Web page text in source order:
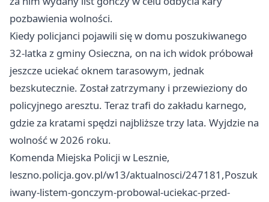
pozbawienia wolności.
Kiedy policjanci pojawili się w domu poszukiwanego
32-latka z gminy Osieczna, on na ich widok próbował
jeszcze uciekać oknem tarasowym, jednak
bezskutecznie. Został zatrzymany i przewieziony do
policyjnego aresztu. Teraz trafi do zakładu karnego,
gdzie za kratami spędzi najbliższe trzy lata. Wyjdzie na
wolność w 2026 roku.
Komenda Miejska Policji w Lesznie,
leszno.policja.gov.pl/w13/aktualnosci/247181,Poszuk
iwany-listem-gonczym-probowal-uciekac-przed-